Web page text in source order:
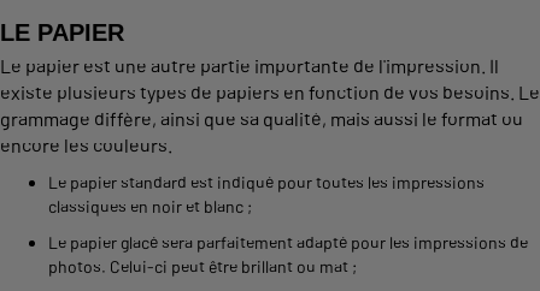
LE PAPIER
Le papier est une autre partie importante de l'impression. Il
existe plusieurs types de papiers en fonction de vos besoins. Le
grammage diffère, ainsi que sa qualité, mais aussi le format ou
encore les couleurs.
Le papier standard est indiqué pour toutes les impressions
classiques en noir et blanc ;
Le papier glacé sera parfaitement adapté pour les impressions de
photos. Celui-ci peut être brillant ou mat ;